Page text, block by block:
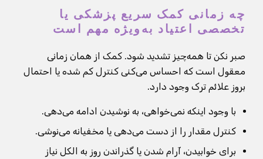
چه زمانی کمک سریع پزشکی یا
تخصصی اعتیاد به‌ویژه مهم است
صبر نکن تا همه‌چیز تشدید شود. کمک از همان زمانی
معقول است که احساس می‌کنی کنترل کم شده یا احتمال
بروز علائم ترک وجود دارد.
با وجود اینکه نمی‌خواهی، به نوشیدن ادامه می‌دهی.
کنترل مقدار را از دست می‌دهی یا مخفیانه می‌نوشی.
برای خوابیدن، آرام شدن یا گذراندن روز به الکل نیاز